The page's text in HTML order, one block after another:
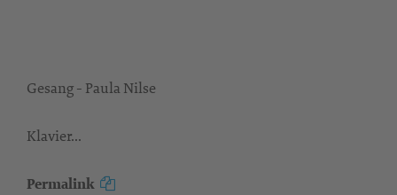
Gesang - Paula Nilse
Klavier...
Permalink